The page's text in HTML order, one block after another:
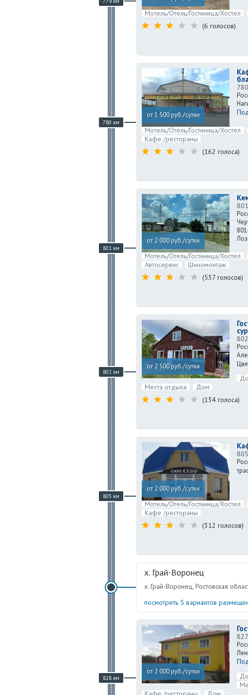
Мотель/Отель/Гостиница/Хостел
(6 голосов)
780 км
от 1 500 руб./сутки
Мотель/Отель/Гостиница/Хостел
Кафе /рестораны
(162 голоса)
801 км
от 2 000 руб./сутки
Мотель/Отель/Гостиница/Хостел
Автосервис
Шиномонтаж
(537 голосов)
802 км
от 2 500 руб./сутки
Места отдыха
Дом
(134 голоса)
805 км
от 2 000 руб./сутки
Мотель/Отель/Гостиница/Хостел
Кафе /рестораны
(312 голосов)
х. Грай-Воронец
х. Грай-Воронец, Ростовская
посмотреть 5 вариантов
828 км
от 2 000 руб./сутки